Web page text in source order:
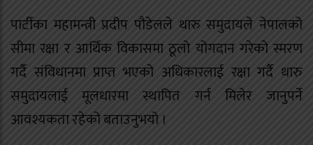
पार्टीका महामन्त्री प्रदीप पौडेलले थारु समुदायले नेपालको
सीमा रक्षा र आर्थिक विकासमा ठूलो योगदान गरेको स्मरण
गर्दै संविधानमा प्राप्त भएको अधिकारलाई रक्षा गर्दै थारु
समुदायलाई मूलधारमा स्थापित गर्न मिलेर जानुपर्ने
आवश्यकता रहेको बताउनुभयो ।